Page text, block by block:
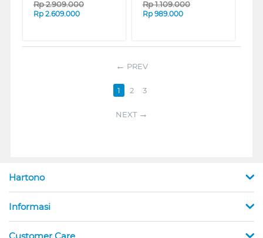
Rp2.909.000
Rp 2.609.000
Rp1.109.000
Rp 989.000
PREV
1 2 3
NEXT
Hartono
Informasi